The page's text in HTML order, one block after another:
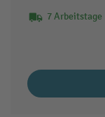
7 Arbeitstage